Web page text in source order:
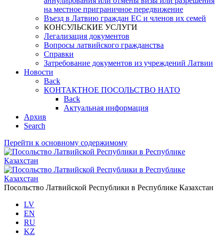
на местное приграничное передвижение
Въезд в Латвию граждан ЕС и членов их семей
КОНСУЛЬСКИЕ УСЛУГИ
Легализация документов
Вопросы латвийского гражданства
Справки
Затребование документов из учреждений Латвии
Новости
Back
КОНТАКТНОЕ ПОСОЛЬСТВО НАТО
Back
Актуальная информация
Aрхив
Search
Перейти к основному содержимому
Посольство Латвийской Республики в Республике Казахстан
LV
EN
RU
KZ